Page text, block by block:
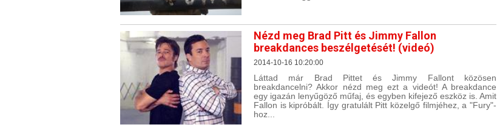
Nézd meg Brad Pitt és Jimmy Fallon
breakdances beszélgetését! (videó)
2014-10-16 10:20:00
Láttad már Brad Pittet és Jimmy Fallont közösen
breakdancelni? Akkor nézd meg ezt a videót! A breakdance
egy igazán lenyűgöző műfaj, és egyben kifejező eszköz is. Amit
Fallon is kipróbált. Így gratulált Pitt közelgő filmjéhez, a "Fury"-
hoz...